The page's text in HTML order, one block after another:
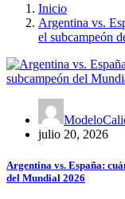
Inicio
Argentina vs.
el subcampeón
julio 20, 2026
Argentina vs. España:
del Mundial 2026